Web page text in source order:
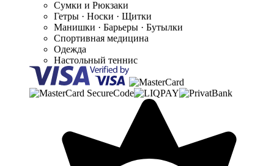
Сумки и Рюкзаки
Гетры · Носки · Щитки
Манишки · Барьеры · Бутылки
Спортивная медицина
Одежда
Настольный теннис